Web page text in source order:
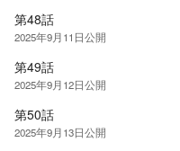
第48話
2025年9月11日公開
第49話
2025年9月12日公開
第50話
2025年9月13日公開